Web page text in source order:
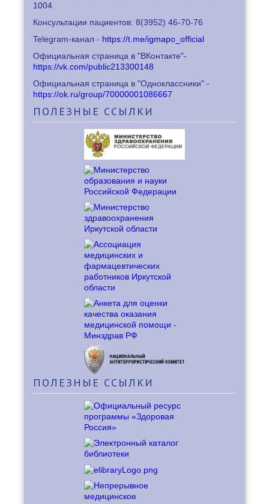
1004
Консультации пациентов: 8(3952) 46-70-76
Telegram-канал - https://t.me/igmapo_official
Официальная страница в "ВКонтакте"-
https://vk.com/public213300148
Официальная страница в "Одноклассники" -
https://ok.ru/group/70000001086667
ПОЛЕЗНЫЕ ССЫЛКИ
ПОЛЕЗНЫЕ ССЫЛКИ